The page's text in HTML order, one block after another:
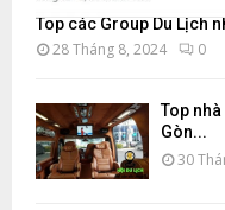
Top các Group Du Lịch
28 Tháng 8, 2024 0
Top
Gòn...
30